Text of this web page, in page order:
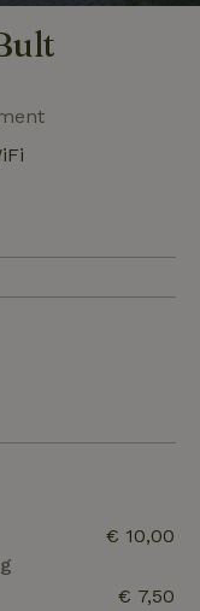
€ 10,00
€ 7,50